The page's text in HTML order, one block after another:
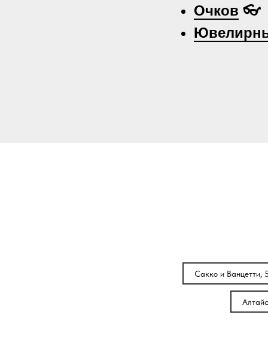
Очков 👓
Сакко и Ванцетти,